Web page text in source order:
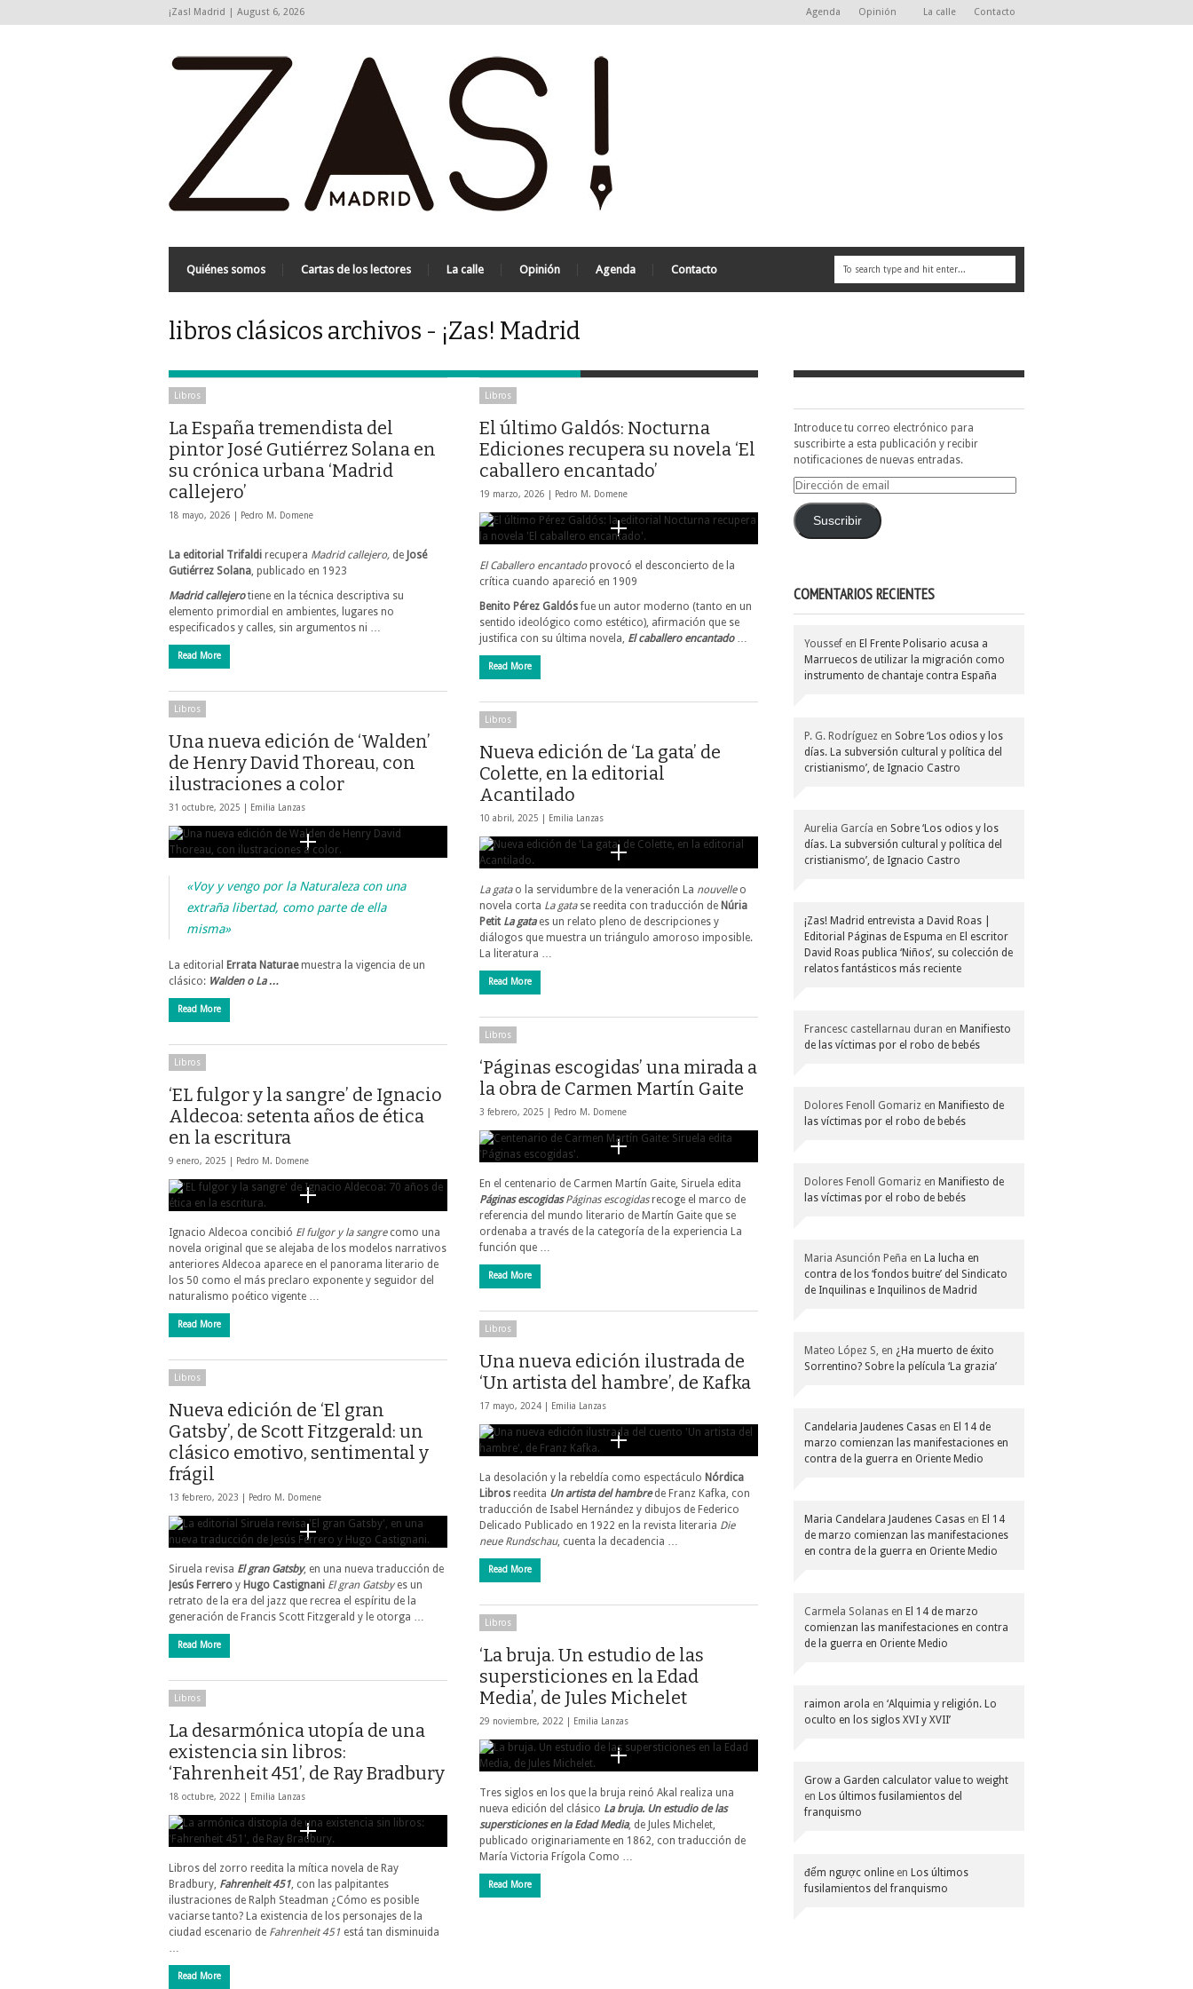
¡Zas! Madrid | August 6, 2026 Agenda Opinión La calle Contacto
Quiénes somos Cartas de los lectores La calle Opinión Agenda Contacto
libros clásicos archivos - ¡Zas! Madrid
Libros
La España tremendista del
pintor José Gutiérrez Solana en
su crónica urbana ‘Madrid
callejero’
18 mayo, 2026 | Pedro M. Domene
La editorial Trifaldi recupera Madrid callejero, de José
Gutiérrez Solana, publicado en 1923
Madrid callejerotiene en la técnica descriptiva su
elemento primordial en ambientes, lugares no
especificados y calles, sin argumentos ni …
Read More
Libros
El último Galdós: Nocturna
Ediciones recupera su novela ‘El
caballero encantado’
19 marzo, 2026 | Pedro M. Domene
El Caballero encantadoprovocó el desconcierto de la
crítica cuando apareció en 1909
Benito Pérez Galdósfue un autor moderno (tanto en un
sentido ideológico como estético), afirmación que se
justifica con su última novela, El caballero encantado…
Read More
Libros
Una nueva edición de ‘Walden’
de Henry David Thoreau, con
ilustraciones a color
31 octubre, 2025 | Emilia Lanzas
«Voy y vengo por la Naturaleza con una
extraña libertad, como parte de ella
misma»
La editorial Errata Naturaemuestra la vigencia de un
clásico: Walden o La …
Read More
Libros
Nueva edición de ‘La gata’ de
Colette, en la editorial
Acantilado
10 abril, 2025 | Emilia Lanzas
La gatao la servidumbre de la veneración La nouvelleo
novela corta La gatase reedita con traducción de Núria
Petit La gata es un relato pleno de descripciones y
diálogos que muestra un triángulo amoroso imposible.
La literatura …
Read More
Libros
‘Páginas escogidas’ una mirada a
la obra de Carmen Martín Gaite
3 febrero, 2025 | Pedro M. Domene
En el centenario de Carmen Martín Gaite, Siruela edita
Páginas escogidas Páginas escogidasrecoge el marco de
referencia del mundo literario de Martín Gaite que se
ordenaba a través de la categoría de la experiencia La
función que …
Read More
Libros
‘EL fulgor y la sangre’ de Ignacio
Aldecoa: setenta años de ética
en la escritura
9 enero, 2025 | Pedro M. Domene
Ignacio Aldecoa concibió El fulgor y la sangrecomo una
novela original que se alejaba de los modelos narrativos
anteriores Aldecoa aparece en el panorama literario de
los 50 como el más preclaro exponente y seguidor del
naturalismo poético vigente …
Read More Libros
Una nueva edición ilustrada de
‘Un artista del hambre’, de Kafka
17 mayo, 2024 | Emilia Lanzas
La desolación y la rebeldía como espectáculo Nórdica
Libros reedita Un artista del hambrede Franz Kafka, con
traducción de Isabel Hernández y dibujos de Federico
Delicado Publicado en 1922 en la revista literaria Die
neue Rundschau, cuenta la decadencia …
Read More
Libros
Nueva edición de ‘El gran
Gatsby’, de Scott Fitzgerald: un
clásico emotivo, sentimental y
frágil
13 febrero, 2023 | Pedro M. Domene
Siruela revisa El gran Gatsby, en una nueva traducción de
Jesús Ferrero y Hugo Castignani El gran Gatsbyes un
retrato de la era del jazz que recrea el espíritu de la
generación de Francis Scott Fitzgerald y le otorga …
Read More
Libros
‘La bruja. Un estudio de las
supersticiones en la Edad
Media’, de Jules Michelet
29 noviembre, 2022 | Emilia Lanzas
Tres siglos en los que la bruja reinó Akal realiza una
nueva edición del clásico La bruja. Un estudio de las
supersticiones en la Edad Media, de Jules Michelet,
publicado originariamente en 1862, con traducción de
María Victoria Frígola Como …
Read More
Libros
La desarmónica utopía de una
existencia sin libros:
‘Fahrenheit 451’, de Ray Bradbury
18 octubre, 2022 | Emilia Lanzas
Libros del zorro reedita la mítica novela de Ray
Bradbury, Fahrenheit 451, con las palpitantes
ilustraciones de Ralph Steadman ¿Cómo es posible
vaciarse tanto? La existencia de los personajes de la
ciudad escenario de Fahrenheit 451 está tan disminuida
…
Read More
Introduce tu correo electrónico para
suscribirte a esta publicación y recibir
notificaciones de nuevas entradas.
Dirección
emailSuscribir
COMENTARIOS RECIENTES
Youssef en El Frente Polisario acusa a
Marruecos de utilizar la migración como
instrumento de chantaje contra España
P. G. Rodríguez en Sobre ‘Los odios y los
días. La subversión cultural y política del
cristianismo’, de Ignacio Castro
Aurelia García en Sobre ‘Los odios y los
días. La subversión cultural y política del
cristianismo’, de Ignacio Castro
¡Zas! Madrid entrevista a David Roas |
Editorial Páginas de Espuma en El escritor
David Roas publica ‘Niños’, su colección de
relatos fantásticos más reciente
Francesc castellarnau duran en Manifiesto
de las víctimas por el robo de bebés
Dolores Fenoll Gomariz en Manifiesto de
las víctimas por el robo de bebés
Dolores Fenoll Gomariz en Manifiesto de
las víctimas por el robo de bebés
Maria Asunción Peña en La lucha en
contra de los ‘fondos buitre’ del Sindicato
de Inquilinas e Inquilinos de Madrid
Mateo López S, en ¿Ha muerto de éxito
Sorrentino? Sobre la película ‘La grazia’
Candelaria Jaudenes Casas en El 14 de
marzo comienzan las manifestaciones en
contra de la guerra en Oriente Medio
Maria Candelara Jaudenes Casas en El 14
de marzo comienzan las manifestaciones
en contra de la guerra en Oriente Medio
Carmela Solanas en El 14 de marzo
comienzan las manifestaciones en contra
de la guerra en Oriente Medio
raimon arola en ‘Alquimia y religión. Lo
oculto en los siglos XVI y XVII’
Grow a Garden calculator value to weight
en Los últimos fusilamientos del
franquismo
đếm ngược online en Los últimos
fusilamientos del franquismo